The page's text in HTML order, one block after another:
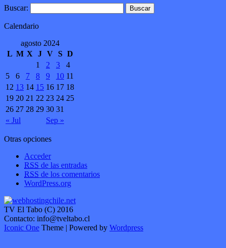
Buscar:
Calendario
agosto 2024
L M X J V S D
« Jul Sep »
1 2 3
4
5
6 7 8 9 10 11
12 13 14 15 16 17 18
19 20 21 22 23 24 25
26 27 28 29 30 31
Otras opciones
Acceder
RSS de las entradas
RSS de los comentarios
WordPress.org
TV El Tabo (C) 2016
Contacto: info@tveltabo.cl
Iconic One Theme | Powered by Wordpress